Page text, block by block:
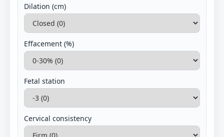
Dilation (cm)
Effacement (%)
Fetal station
Cervical consistency